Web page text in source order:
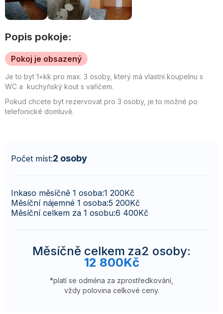
Popis pokoje:
Pokoj je obsazený
Je to byt 1+kk pro max. 3 osoby, který má vlastní koupelnu s
WC a kuchyňský kout s vařičem.
Pokud chcete byt rezervovat pro 3 osoby, je to možné po
telefonické domluvě.
Počet míst:2 osoby
Inkaso měsíčně 1 osoba:1 200Kč
Měsíční nájemné 1 osoba:5 200Kč
Měsíční celkem za 1 osobu:6 400Kč
Měsíčně celkem za2 osoby:
12 800Kč
*platí se odměna za zprostředkování,
vždy polovina celkové ceny.